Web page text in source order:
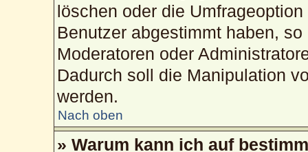
löschen oder die
Benutzer abgestimmt haben,
Moderatoren oder
Dadurch soll die Manipulation
werden.
Nach oben
» Warum kann ich auf